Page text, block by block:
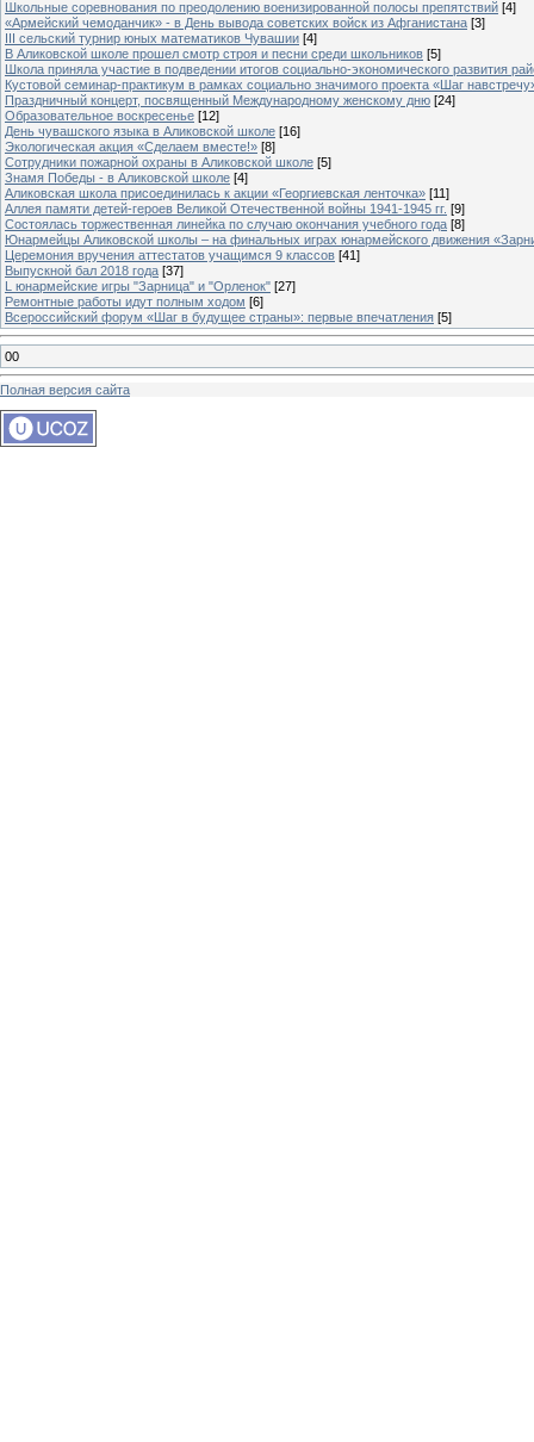
Школьные соревнования по преодолению военизированной полосы препятствий [4]
«Армейский чемоданчик» - в День вывода советских войск из Афганистана [3]
III сельский турнир юных математиков Чувашии [4]
В Аликовской школе прошел смотр строя и песни среди школьников [5]
Школа приняла участие в подведении итогов социально-экономического развития
Кустовой семинар-практикум в рамках социально значимого проекта «Шаг
Праздничный концерт, посвященный Международному женскому дню [24]
Образовательное воскресенье [12]
День чувашского языка в Аликовской школе [16]
Экологическая акция «Сделаем вместе!» [8]
Сотрудники пожарной охраны в Аликовской школе [5]
Знамя Победы - в Аликовской школе [4]
Аликовская школа присоединилась к акции «Георгиевская ленточка» [11]
Аллея памяти детей-героев Великой Отечественной войны 1941-1945 гг. [9]
Cостоялась торжественная линейка по случаю окончания учебного года [8]
Юнармейцы Аликовской школы – на финальных играх юнармейского движения
Церемония вручения аттестатов учащимся 9 классов [41]
Выпускной бал 2018 года [37]
L юнармейские игры "Зарница" и "Орленок" [27]
Ремонтные работы идут полным ходом [6]
Всероссийский форум «Шаг в будущее страны»: первые впечатления [5]
00
Полная версия сайта